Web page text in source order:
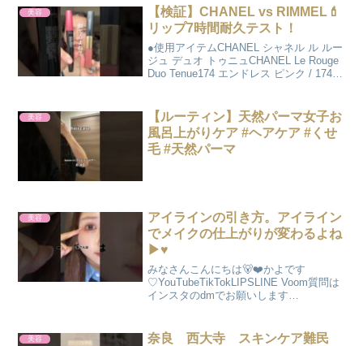
ッシュ セラ...
美容
【検証】CHANEL vs RIMMEL💄
リップ7時間耐久テスト！
●使用アイテムCHANEL シャネル ル ルー
ジュ デュオ トゥニュCHANEL Le Rouge
Duo Tenue174 エンドレス ピンク / 174
美容
【ルーティン】天然パーマ女子お
風呂上がりケア #ヘアケア #くせ
毛 #天然パーマ
美容
アイラインの引き方。アイライン
でメイクの仕上がりが変わるよね
▶♥️
みなさんこんにちは🐻❤️かよです
♡YouTubeTikTokLIPSLINE Voom質問は
インスタのdmでお願いします
clipper.info@cchan.tv K...
美容
奈良 西大寺 スキンケア難民